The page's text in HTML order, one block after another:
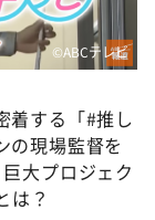
©ABCテレビ
着する「#推し
の現場監督を
大プロジェク
は？